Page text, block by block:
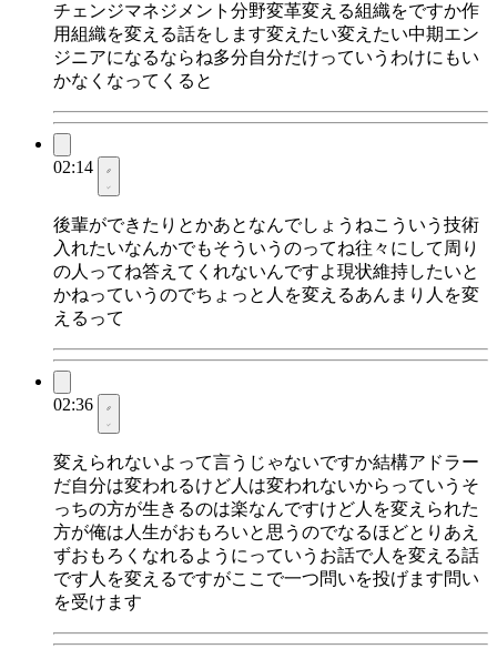
チェンジマネジメント分野変革変える組織をですか作
用組織を変える話をします変えたい変えたい中期エン
ジニアになるならね多分自分だけっていうわけにもい
かなくなってくると
02:14
後輩ができたりとかあとなんでしょうねこういう技術
入れたいなんかでもそういうのってね往々にして周り
の人ってね答えてくれないんですよ現状維持したいと
かねっていうのでちょっと人を変えるあんまり人を変
えるって
02:36
変えられないよって言うじゃないですか結構アドラー
だ自分は変われるけど人は変われないからっていうそ
っちの方が生きるのは楽なんですけど人を変えられた
方が俺は人生がおもろいと思うのでなるほどとりあえ
ずおもろくなれるようにっていうお話で人を変える話
です人を変えるですがここで一つ問いを投げます問い
を受けます